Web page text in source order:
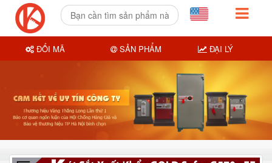
ĐỔI MÃ SẢN PHẨM ĐẠI LÝ